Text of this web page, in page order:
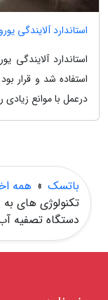
استاندارد آلایندگی یورو 5 را بشناسید ، آیا در ایران رعایت می گردد؟
درعمل با موانع
باتسک » همه
تکنولوژی های
دستگاه تصفیه